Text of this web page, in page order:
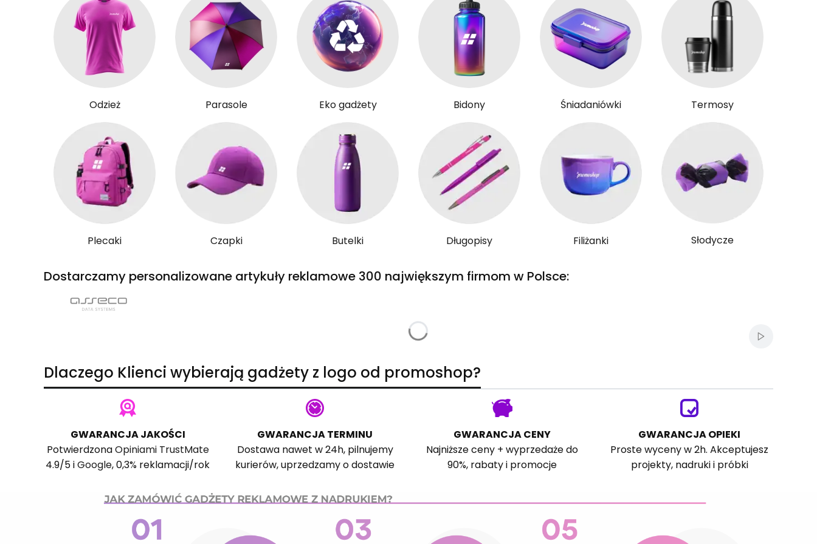
Odzież Parasole Eko gadżety Bidony Śniadaniówki Termosy
Plecaki Czapki Butelki Długopisy Filiżanki Słodycze
Dostarczamy personalizowane artykuły reklamowe 300 największym firmom w Polsce:
Włącz
Dlaczego Klienci wybierają gadżety z logo od promoshop?
GWARANCJA JAKOŚCI
PotwierdzonaOpiniami TrustMate
4.9/5 iGoogle, 0,3% reklamacji/rok
GWARANCJA TERMINU
Dostawa nawet w 24h, pilnujemy
kurierów, uprzedzamy o dostawie
GWARANCJA CENY
Najniższe ceny + wyprzedaże do
90%, rabaty i promocje
GWARANCJA OPIEKI
Proste wyceny w 2h. Akceptujesz
projekty, nadruki i próbki